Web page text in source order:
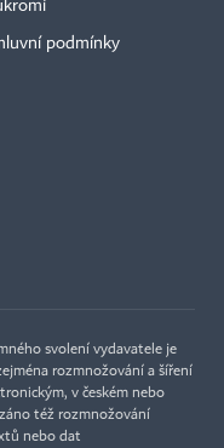
podmínky
svolení vydavatele je
rozmnožování a šíření
v českém nebo
též rozmnožování
nebo dat